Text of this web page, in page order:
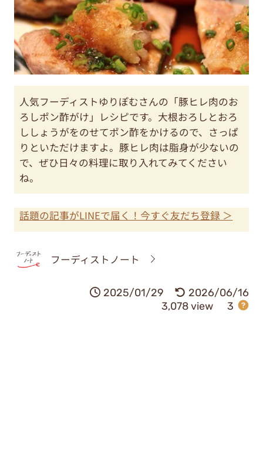
人気フーディストゆりぽむさんの「豚ヒレ肉のお
ろしポン酢がけ」レシピです。大根おろしとおろ
ししょうがをのせてポン酢をかけるので、さっぱ
りといただけますよ。豚ヒレ肉は脂身が少ないの
で、ぜひ日々の料理に取り入れてみてください
ね。
話題の記事がLINEで届く！今すぐ友だち登録 ＞
フーディストノート
2025/01/29
2026/06/16
3,078 view
3